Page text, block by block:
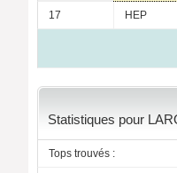
17 HEP
Statistiques pour
Tops trouvés :